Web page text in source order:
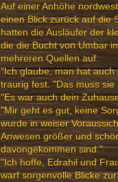
Auf einer Anhöhe
einen Blick zurück auf die
hatten die Ausläufer der
die die Bucht von Umbar
mehreren Quellen auf.
"Ich glaube, man hat
traurig fest. "Das muss
"Es war auch dein
"Mir geht es gut, keine
wurde in weiser
Anwesen größer und
davongekommen sind."
"Ich hoffe, Edrahil und
warf sorgenvolle Blicke